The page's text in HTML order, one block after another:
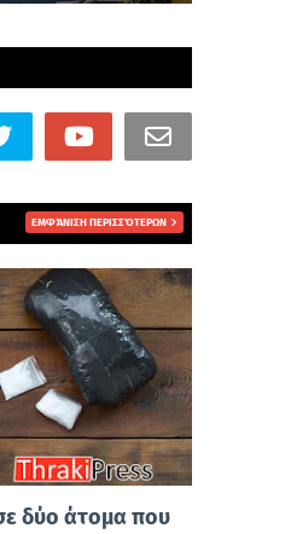
ΕΜΦΆΝΙΣΗ ΠΕΡΙΣΣΌΤΕΡΩΝ
δύο άτομα που